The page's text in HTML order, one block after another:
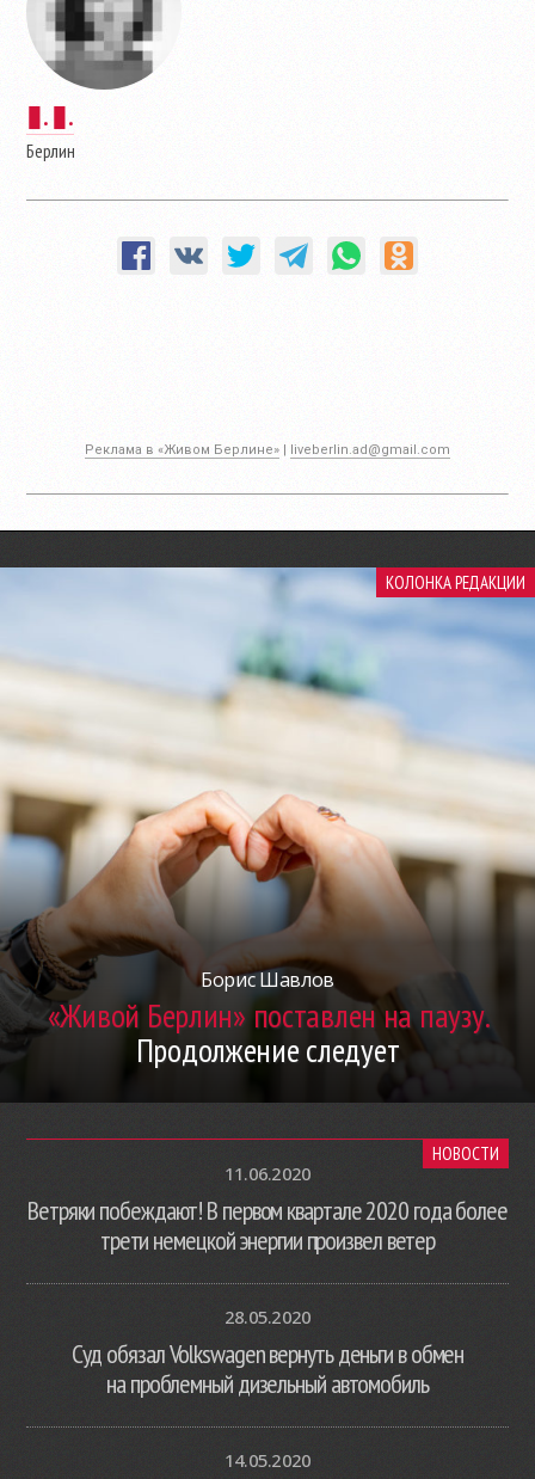
▮. ▮.
Берлин
Реклама в «Живом Берлине» | liveberlin.ad@gmail.com
КОЛОНКА РЕДАКЦИИ
Борис Шавлов
«Живой Берлин» поставлен на паузу.
Продолжение следует
НОВОСТИ
11.06.2020
Ветряки побеждают! В первом квартале 2020 года более
трети немецкой энергии произвел ветер
28.05.2020
Суд обязал Volkswagen вернуть деньги в обмен
на проблемный дизельный автомобиль
14.05.2020